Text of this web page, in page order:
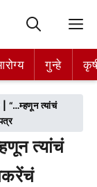
गुन्हे
गुन्हे
त्यांचं
त्यांचं